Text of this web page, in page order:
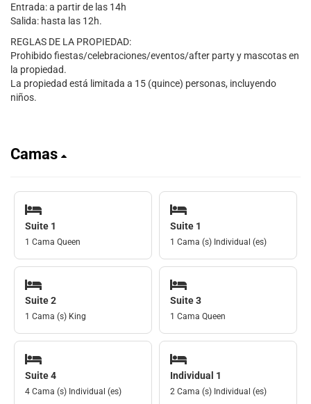
Entrada: a partir de las 14h
Salida: hasta las 12h.
REGLAS DE LA PROPIEDAD:
Prohibido fiestas/celebraciones/eventos/after party y mascotas en
la propiedad.
La propiedad está limitada a 15 (quince) personas, incluyendo
niños.
Camas
Suite 1
1 Cama Queen
Suite 1
1 Cama (s) Individual (es)
Suite 2
1 Cama (s) King
Suite 3
1 Cama Queen
Suite 4
4 Cama (s) Individual (es)
Individual 1
2 Cama (s) Individual (es)